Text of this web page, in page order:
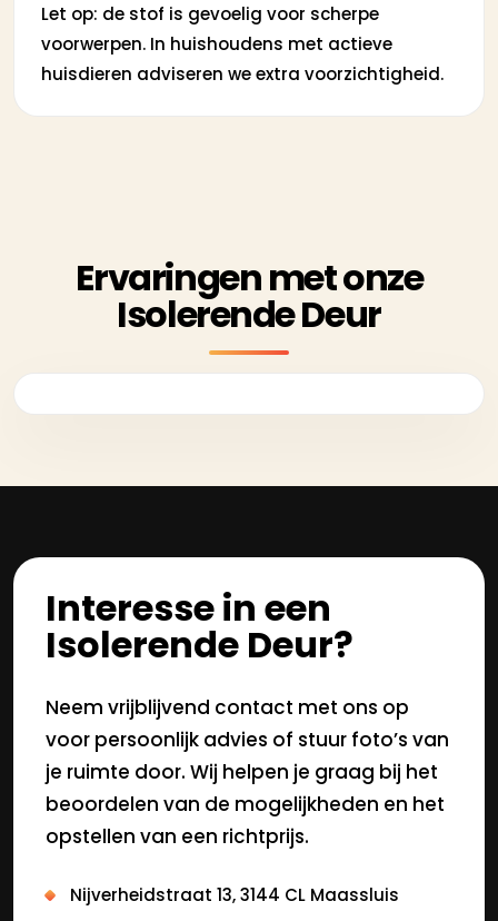
Let op: de stof is gevoelig voor scherpe
voorwerpen. In huishoudens met actieve
huisdieren adviseren we extra voorzichtigheid.
Ervaringen met onze
Isolerende Deur
Interesse in een
Isolerende Deur?
Neem vrijblijvend contact met ons op
voor persoonlijk advies of stuur foto’s van
je ruimte door. Wij helpen je graag bij het
beoordelen van de mogelijkheden en het
opstellen van een richtprijs.
Nijverheidstraat 13, 3144 CL Maassluis